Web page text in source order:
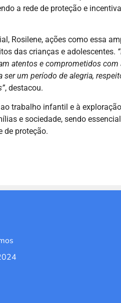
a rede de proteção e
Rosilene, ações como essa
das crianças e adolescentes.
atentos e comprometidos com
ser um período de alegria,
, destacou.
trabalho infantil e à
e sociedade, sendo
de proteção.